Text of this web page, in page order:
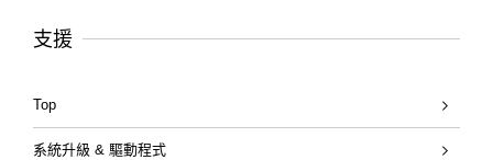
支援
Top
系統升級 & 驅動程式